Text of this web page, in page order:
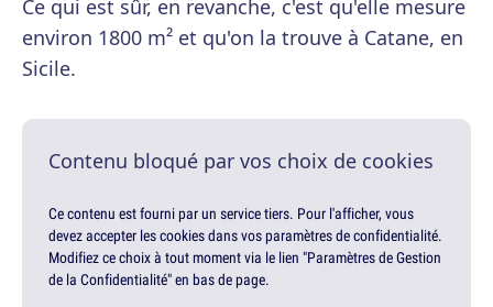
Ce qui est sûr, en revanche, c'est qu'elle mesure
environ 1800 m² et qu'on la trouve à Catane, en
Sicile.
Contenu bloqué par vos choix de cookies
Ce contenu est fourni par un service tiers. Pour l'afficher, vous
devez accepter les cookies dans vos paramètres de confidentialité.
Modifiez ce choix à tout moment via le lien "Paramètres de Gestion
de la Confidentialité" en bas de page.